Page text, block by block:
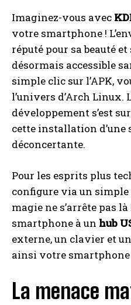
Imaginez-vous avec
votre smartphone !
réputé pour sa beauté
désormais accessible
simple clic sur l’APK,
l’univers d’Arch Linux.
développement s’est
cette installation
déconcertante.
Pour les esprits plus
configure via un
magie ne s’arrête pas
smartphone à un hub
externe, un clavier et
ainsi votre smartphone
La menace